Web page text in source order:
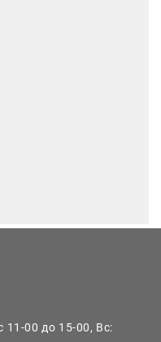
11-00 до 15-00, Вс: